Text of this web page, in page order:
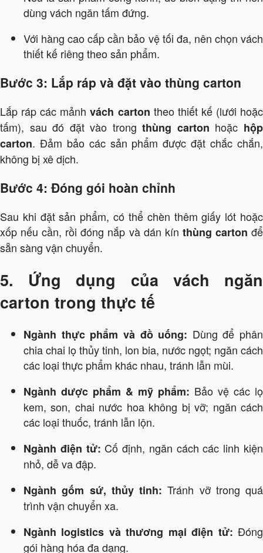
dùng vách ngăn tấm đứng.
Với hàng cao cấp cần bảo vệ tối đa, nên chọn vách
thiết kế riêng theo sản phẩm.
Bước 3: Lắp ráp và đặt vào thùng carton
Lắp ráp các mảnhvách carton theo thiết kế (lưới hoặc
tấm), sau đó đặt vào trongthùng carton hoặc hộp
carton. Đảm bảo các sản phẩm được đặt chắc chắn,
không bị xê dịch.
Bước 4: Đóng gói hoàn chỉnh
Sau khi đặt sản phẩm, có thể chèn thêm giấy lót hoặc
xốp nếu cần, rồi đóng nắp và dán kín thùng carton để
sẵn sàng vận chuyển.
5. Ứng dụng của vách ngăn
carton trong thực tế
Ngành thực phẩm và đồ uống: Dùng để phân
chia chai lọ thủy tinh, lon bia, nước ngọt; ngăn cách
các loại thực phẩm khác nhau, tránh lẫn mùi.
Ngành dược phẩm & mỹ phẩm: Bảo vệ các lọ
kem, son, chai nước hoa không bị vỡ; ngăn cách
các loại thuốc, tránh lẫn lộn.
Ngành điện tử: Cố định, ngăn cách các linh kiện
nhỏ, dễ va đập.
Ngành gốm sứ, thủy tinh: Tránh vỡ trong quá
trình vận chuyển xa.
Ngành logistics và thương mại điện tử: Đóng
gói hàng hóa đa dạng.